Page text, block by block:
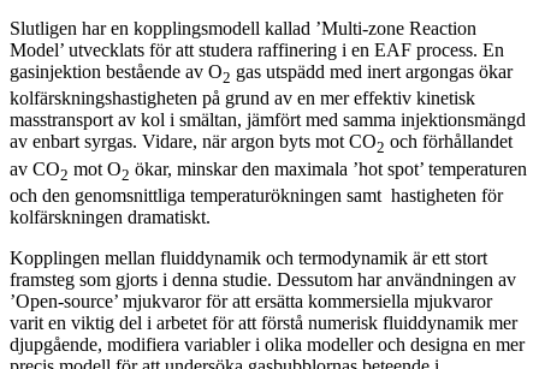
Slutligen har en kopplingsmodell kallad ’Multi-zone Reaction
Model’ utvecklats för att studera raffinering i en EAF process. En
gasinjektion bestående av O2 gas utspädd med inert argongas ökar
kolfärskningshastigheten på grund av en mer effektiv kinetisk
masstransport av kol i smältan, jämfört med samma injektionsmängd
av enbart syrgas. Vidare, när argon byts mot CO2 och förhållandet
av CO2 mot O2 ökar, minskar den maximala ’hot spot’ temperaturen
och den genomsnittliga temperaturökningen samt hastigheten för
kolfärskningen dramatiskt.
Kopplingen mellan fluiddynamik och termodynamik är ett stort
framsteg som gjorts i denna studie. Dessutom har användningen av
’Open-source’ mjukvaror för att ersätta kommersiella mjukvaror
varit en viktig del i arbetet för att förstå numerisk fluiddynamik mer
djupgående, modifiera variabler i olika modeller och designa en mer